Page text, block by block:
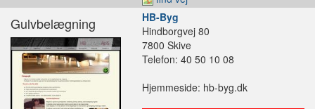
Gulvbelægning
HB-Byg
Hindborgvej 80
7800 Skive
Telefon: 40 50 10 08
Hjemmeside: hb-byg.dk